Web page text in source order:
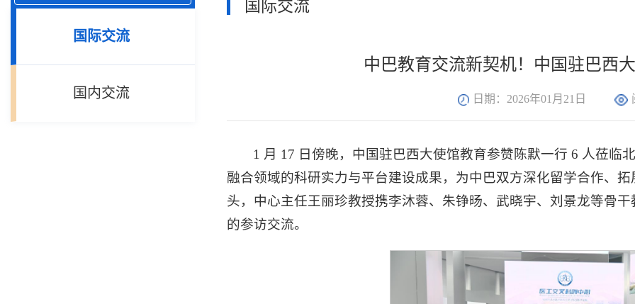
国际交流
国内交流
国际交流
中巴教育交流新契机！中国驻巴西
日期：2026年01月21日
1 月 17 日傍晚，中国驻巴西大使馆教育参赞陈默一行 6 人莅临
融合领域的科研实力与平台建设成果，为中巴双方深化留学合作、
头，中心主任王丽珍教授携李沐蓉、朱铮旸、武晓宇、刘景龙等骨
的参访交流。